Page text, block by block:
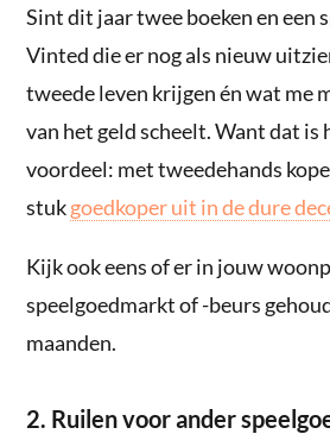
Sint dit jaar twee boeken en een
Vinted die er nog als nieuw
tweede leven krijgen én wat me
van het geld scheelt. Want dat is
voordeel: met tweedehands
stukgoedkoper uit in de dure
Kijk ook eens of er in jouw
speelgoedmarkt of -beurs
maanden.
2. Ruilen voor ander